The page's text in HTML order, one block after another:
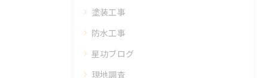
塗装工事
防水工事
星功ブログ
現地調査